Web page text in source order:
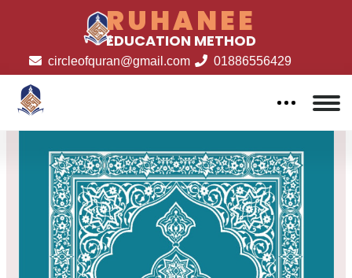
RUHANEE
EDUCATION METHOD
circleofquran@gmail.com 01886556429